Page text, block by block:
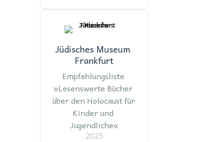
Jüdisches Museum
Frankfurt
Empfehlungsliste
»Lesenswerte Bücher
über den Holocaust für
Kinder und
Jugendliche«
2025